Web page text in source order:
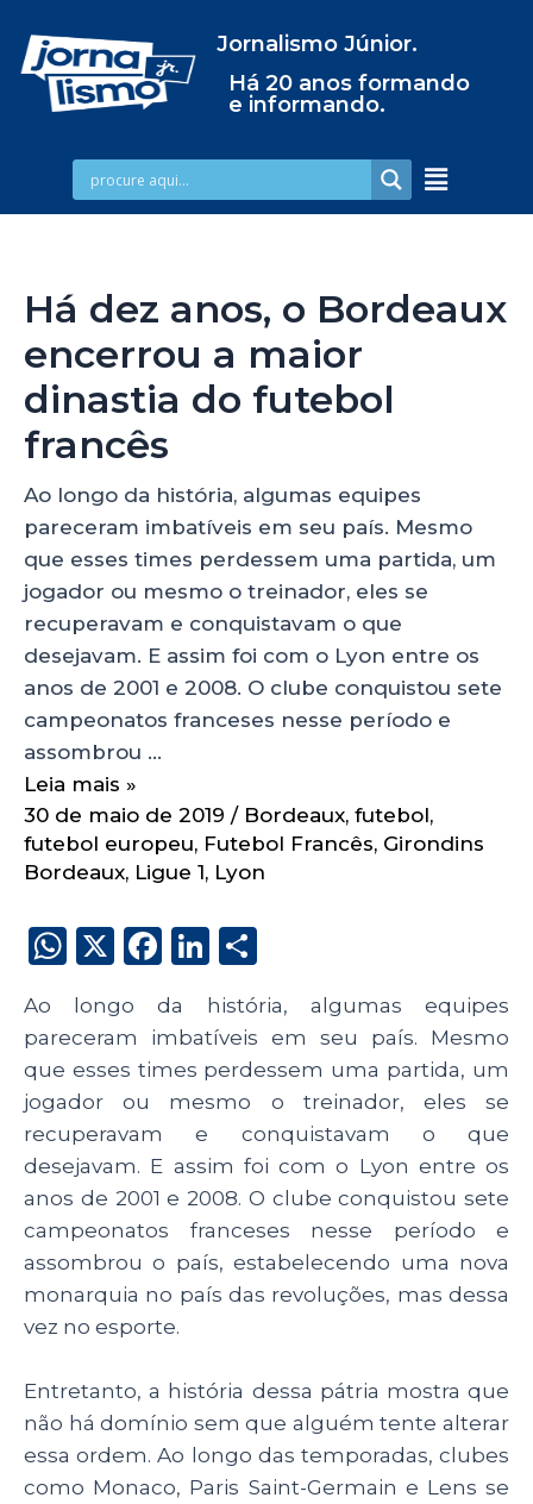
Jornalismo Júnior.
Há 20 anos formando
e informando.
Há dez anos, o Bordeaux
encerrou a maior
dinastia do futebol
francês
Ao longo da história, algumas equipes
pareceram imbatíveis em seu país. Mesmo
que esses times perdessem uma partida, um
jogador ou mesmo o treinador, eles se
recuperavam e conquistavam o que
desejavam. E assim foi com o Lyon entre os
anos de 2001 e 2008. O clube conquistou sete
campeonatos franceses nesse período e
assombrou …
Leia mais »
30 de maio de 2019 / Bordeaux, futebol,
futebol europeu, Futebol Francês, Girondins
Bordeaux, Ligue 1, Lyon
W
a
ts
A
p
p
X
F
c
e
b
o
k
Li
k
e
dI
a
re
Ao longo da história, algumas equipes
pareceram imbatíveis em seu país. Mesmo
que esses times perdessem uma partida, um
jogador ou mesmo o treinador, eles se
recuperavam e conquistavam o que
desejavam. E assim foi com o Lyon entre os
anos de 2001 e 2008. O clube conquistou sete
campeonatos franceses nesse período e
assombrou o país, estabelecendo uma nova
monarquia no país das revoluções, mas dessa
vez no esporte.
Entretanto, a história dessa pátria mostra que
não há domínio sem que alguém tente alterar
essa ordem. Ao longo das temporadas, clubes
como Monaco, Paris Saint-Germain e Lens se